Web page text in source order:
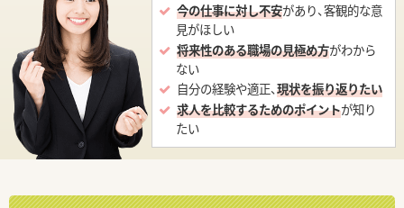
今の仕事に対し不安があり、客観的な意
見がほしい
将来性のある職場の見極め方がわから
ない
自分の経験や適正、現状を振り返りたい
求人を比較するためのポイントが知り
たい